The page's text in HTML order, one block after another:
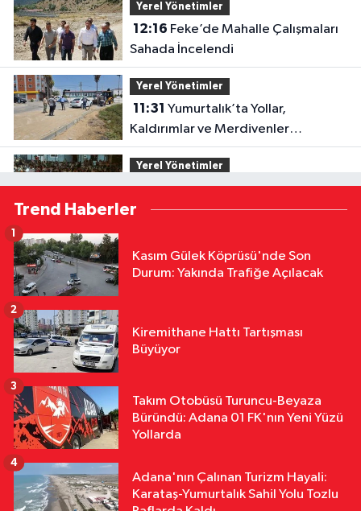
Yerel Yönetimler
12:16
Sahada İncelendi
Yerel Yönetimler
11:31
Kaldırımlar ve Merdivenler
Yenileniyor
Yerel Yönetimler
11:29Kozan’da Yaz Konserleri
Akdam Mahallesi’nde Şenliğe
11:24Adana Sanayicisi Dünyaya
11:15Öğrenci Affı Resmen
Siyaset
11:01AK Parti Sarıçam’da 77.
Trend Haberler
Kasım Gülek Köprüsü'nde Son
Durum: Yakında Trafiğe Açılacak
1
Kiremithane Hattı Tartışması
Büyüyor
2
Takım Otobüsü Turuncu-Beyaza
Büründü: Adana 01 FK'nın Yeni Yüzü
Yollarda
3
Adana'nın Çalınan Turizm Hayali:
Karataş-Yumurtalık Sahil Yolu Tozlu
4